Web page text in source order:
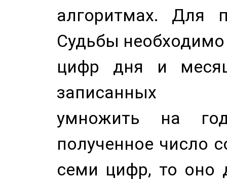
алгоритмах. Для
Судьбы
цифр дня и
записанных
умножить на
полученное число
семи цифр, то оно